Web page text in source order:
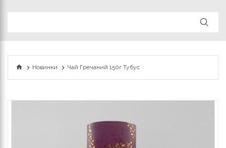
Новинки Чай Гречаний 150г Тубус